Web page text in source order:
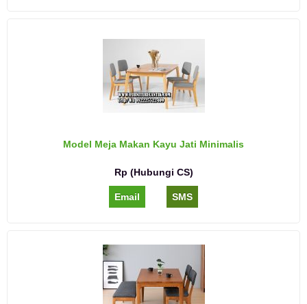
Model Meja Makan Kayu Jati Minimalis
Rp (Hubungi CS)
Email SMS